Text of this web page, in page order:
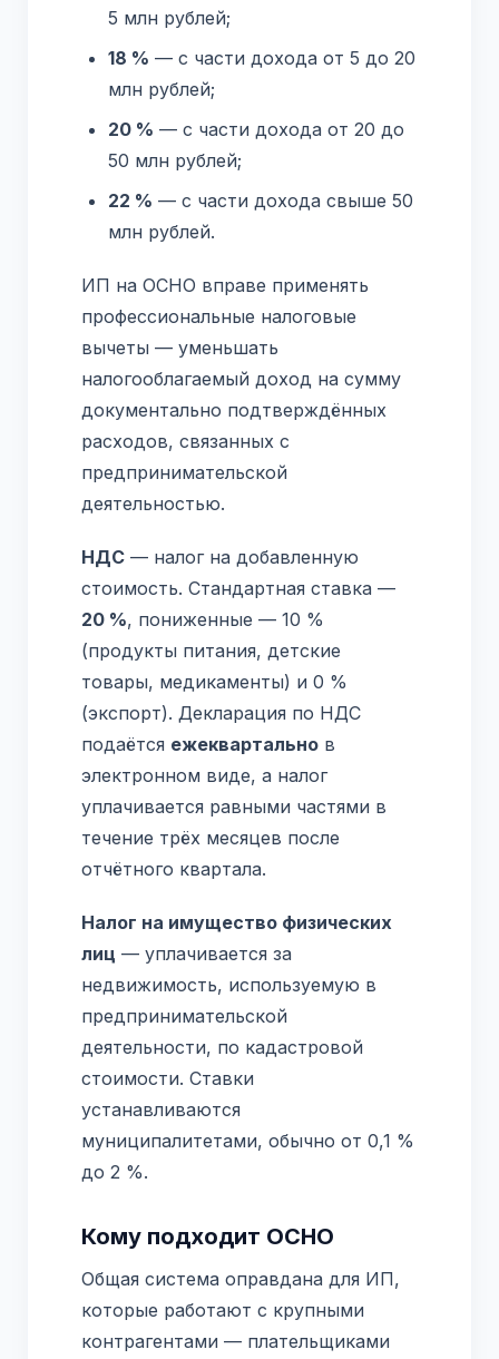
5 млн рублей;
18 % — с части дохода от 5 до 20
млн рублей;
20 % — с части дохода от 20 до
50 млн рублей;
22 % — с части дохода свыше 50
млн рублей.
ИП на ОСНО вправе применять
профессиональные налоговые
вычеты — уменьшать
налогооблагаемый доход на сумму
документально подтверждённых
расходов, связанных с
предпринимательской
деятельностью.
НДС — налог на добавленную
стоимость. Стандартная ставка —
20 %, пониженные — 10 %
(продукты питания, детские
товары, медикаменты) и 0 %
(экспорт). Декларация по НДС
подаётся ежеквартально в
электронном виде, а налог
уплачивается равными частями в
течение трёх месяцев после
отчётного квартала.
Налог на имущество физических
лиц — уплачивается за
недвижимость, используемую в
предпринимательской
деятельности, по кадастровой
стоимости. Ставки
устанавливаются
муниципалитетами, обычно от 0,1 %
до 2 %.
Кому подходит ОСНО
Общая система оправдана для ИП,
которые работают с крупными
контрагентами — плательщиками